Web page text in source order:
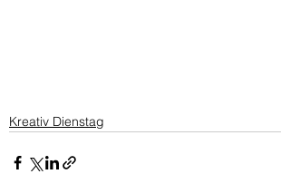
Kreativ Dienstag